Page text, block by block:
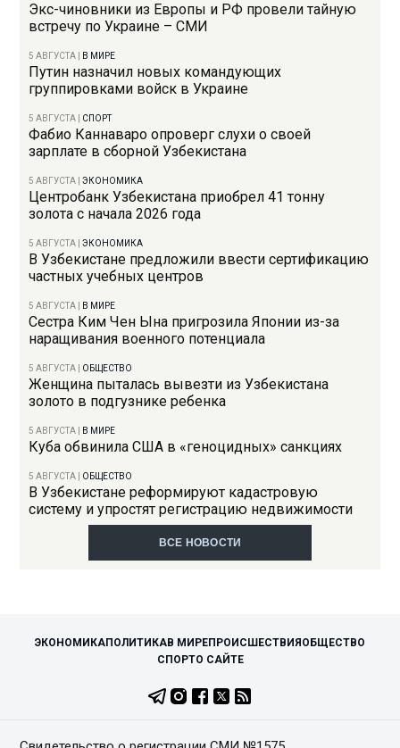
Экс-чиновники из Европы и РФ провели тайную
встречу по Украине – СМИ
5 АВГУСТА В МИРЕ
Путин назначил новых командующих
группировками войск в Украине
5 АВГУСТА СПОРТ
Фабио Каннаваро опроверг слухи о своей
зарплате в сборной Узбекистана
5 АВГУСТА |ЭКОНОМИКА
Центробанк Узбекистана приобрел 41 тонну
золота с начала 2026 года
5 АВГУСТА |ЭКОНОМИКА
В Узбекистане предложили ввести сертификацию
частных учебных центров
5 АВГУСТА В МИРЕ
Сестра Ким Чен Ына пригрозила Японии из-за
наращивания военного потенциала
5 АВГУСТА ОБЩЕСТВО
Женщина пыталась вывезти из Узбекистана
золото в подгузнике ребенка
5 АВГУСТА В МИРЕ
Куба обвинила США в «геноцидных» санкциях
5 АВГУСТА ОБЩЕСТВО
В Узбекистане реформируют кадастровую
систему и упростят регистрацию недвижимости
ВСЕ НОВОСТИ
ЭКОНОМИКАПОЛИТИКАВ МИРЕПРОИСШЕСТВИЯОБЩЕСТВО
СПОРТО САЙТЕ